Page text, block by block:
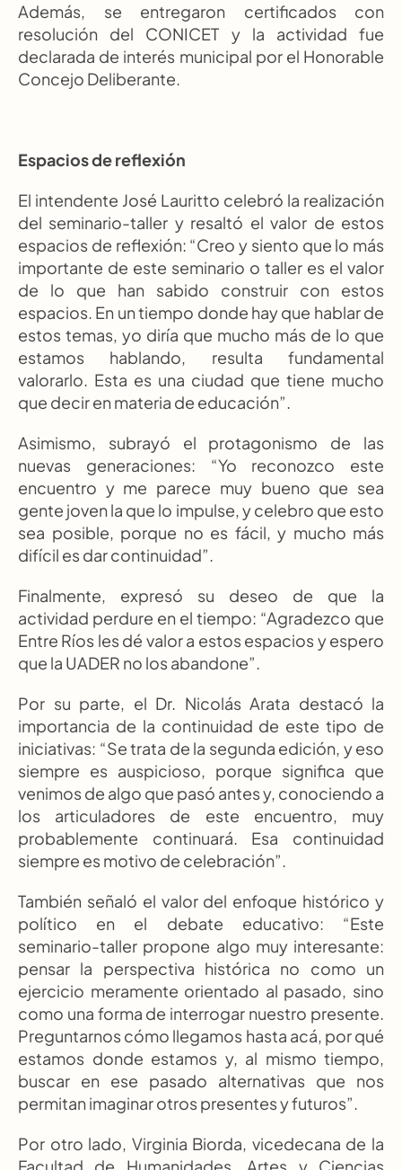
Además, se entregaron certificados con
resolución del CONICET y la actividad fue
declarada de interés municipal por el Honorable
Concejo Deliberante.
Espacios de reflexión
El intendente José Lauritto celebró la realización
del seminario-taller y resaltó el valor de estos
espacios de reflexión: “Creo y siento que lo más
importante de este seminario o taller es el valor
de lo que han sabido construir con estos
espacios. En un tiempo donde hay que hablar de
estos temas, yo diría que mucho más de lo que
estamos hablando, resulta fundamental
valorarlo. Esta es una ciudad que tiene mucho
que decir en materia de educación”.
Asimismo, subrayó el protagonismo de las
nuevas generaciones: “Yo reconozco este
encuentro y me parece muy bueno que sea
gente joven la que lo impulse, y celebro que esto
sea posible, porque no es fácil, y mucho más
difícil es dar continuidad”.
Finalmente, expresó su deseo de que la
actividad perdure en el tiempo: “Agradezco que
Entre Ríos les dé valor a estos espacios y espero
que la UADER no los abandone”.
Por su parte, el Dr. Nicolás Arata destacó la
importancia de la continuidad de este tipo de
iniciativas: “Se trata de la segunda edición, y eso
siempre es auspicioso, porque significa que
venimos de algo que pasó antes y, conociendo a
los articuladores de este encuentro, muy
probablemente continuará. Esa continuidad
siempre es motivo de celebración”.
También señaló el valor del enfoque histórico y
político en el debate educativo: “Este
seminario-taller propone algo muy interesante:
pensar la perspectiva histórica no como un
ejercicio meramente orientado al pasado, sino
como una forma de interrogar nuestro presente.
Preguntarnos cómo llegamos hasta acá, por qué
estamos donde estamos y, al mismo tiempo,
buscar en ese pasado alternativas que nos
permitan imaginar otros presentes y futuros”.
Por otro lado, Virginia Biorda, vicedecana de la